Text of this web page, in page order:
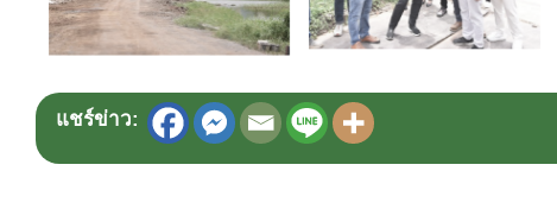
แชร์ข่าว: